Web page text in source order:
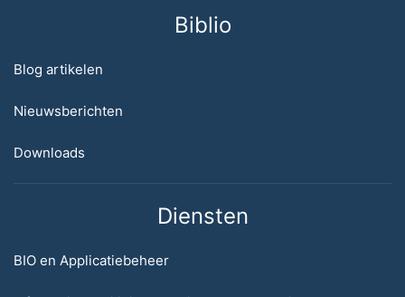
Biblio
Blog artikelen
Nieuwsberichten
Downloads
Diensten
BIO en Applicatiebeheer